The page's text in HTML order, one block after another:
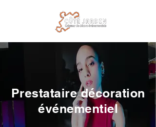
Prestataire décoration
événementiel